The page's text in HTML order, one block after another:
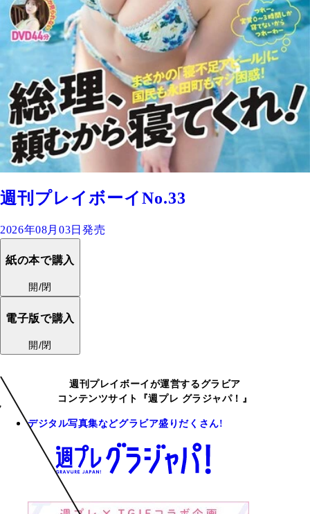
週刊プレイボーイNo.33
2026年08月03日発売
紙の本で購入
開/閉
電子版で購入
開/閉
週刊プレイボーイが運営するグラビア
コンテンツサイト『週プレ グラジャパ！』
デジタル写真集などグラビア盛りだくさん!